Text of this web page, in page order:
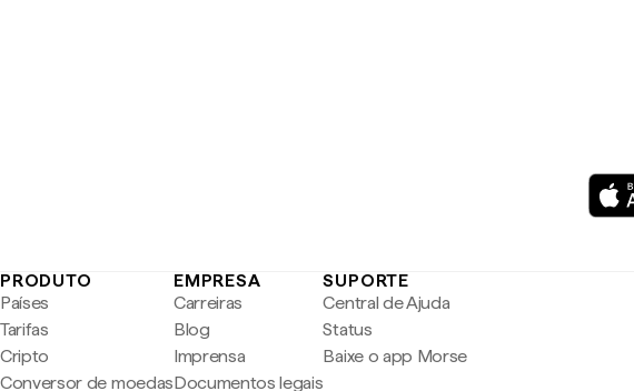
PRODUTO
Países
Tarifas
Cripto
Conversor de moedas
EMPRESA
Carreiras
Blog
Imprensa
Documentos legais
SUPORTE
Central de Ajuda
Status
Baixe o app Morse